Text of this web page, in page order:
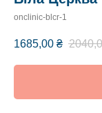
onclinic-blcr-1
1685,00 ₴